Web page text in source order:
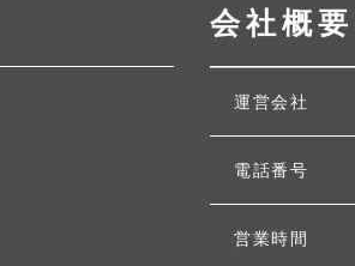
会社概要
運営会社
電話番号
営業時間